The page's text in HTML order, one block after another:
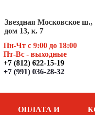
Звездная Московское ш.,
дом 13, к. 7
Пн-Чт с 9:00 до 18:00
Пт-Вс - выходные
+7 (812) 622-15-19
+7 (991) 036-28-32
ОПЛАТА И